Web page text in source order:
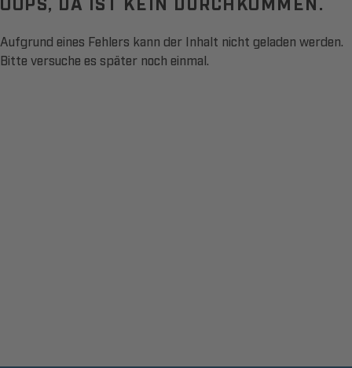
Aufgrund eines Fehlers kann der Inhalt nicht geladen werden.
Bitte versuche es später noch einmal.